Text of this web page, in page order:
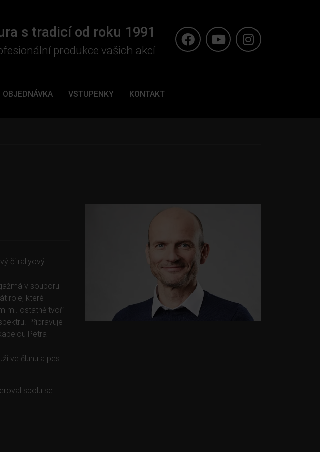
s tradicí od roku 1991
produkce vašich akcí
OBJEDNÁVKA VSTUPENKY KONTAKT
či rallyový
v souboru
role, které
ml. ostatně tvoří
Připravuje
Petra
ve člunu a pes
spolu se